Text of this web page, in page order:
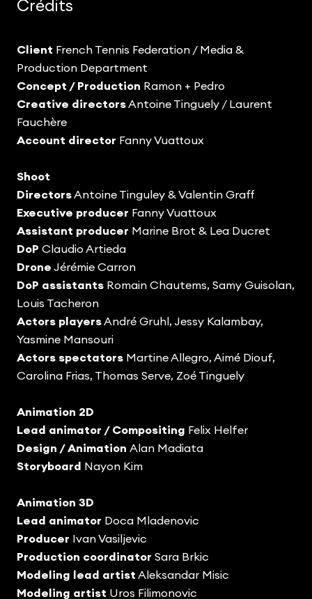
Crédits
Client French Tennis Federation / Media &
Production Department
Concept / Production Ramon + Pedro
Creative directorsAntoine Tinguely / Laurent
Fauchère
Account director Fanny Vuattoux
Shoot
DirectorsAntoine Tinguley & Valentin Graff
Executive producer Fanny Vuattoux
Assistant producer Marine Brot & Lea Ducret
DoP Claudio Artieda
Drone Jérémie Carron
DoP assistantsRomain Chautems, Samy Guisolan,
Louis Tacheron
Actors playersAndré Gruhl, Jessy Kalambay,
Yasmine Mansouri
Actors spectatorsMartine Allegro, Aimé Diouf,
Carolina Frias, Thomas Serve, Zoé Tinguely
Animation 2D
Lead animator / Compositing Felix Helfer
Design / Animation Alan Madiata
Storyboard
Nayon Kim
Animation 3D
Lead animator Doca Mladenovic
Producer Ivan Vasiljevic
Production coordinator Sara Brkic
Modeling lead artist Aleksandar Misic
Modeling artist Uros Filimonovic